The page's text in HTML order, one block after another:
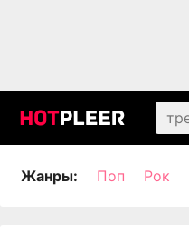
Жанры: Поп Рок